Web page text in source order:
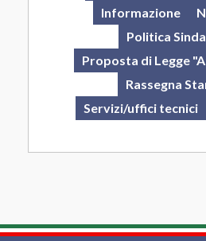
Informazione
Politica
Proposta di Legge
Rassegna
Servizi/uffici tecnici